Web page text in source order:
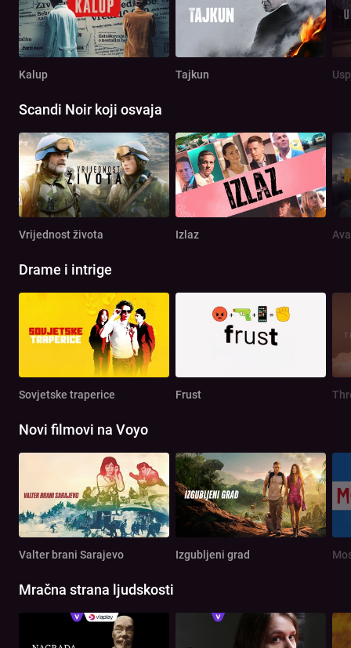
Kalup Tajkun
Scandi Noir koji osvaja
Vrijednost života Izlaz
Drame i intrige
Sovjetske traperice Frust
Novi filmovi na Voyo
Valter brani Sarajevo Izgubljeni grad
Mračna strana ljudskosti